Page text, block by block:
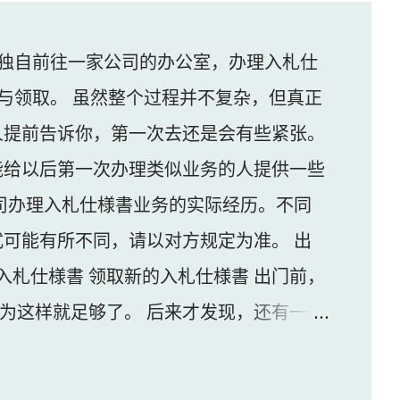
自前往一家公司的办公室，办理入札仕
领取。 虽然整个过程并不复杂，但真正
前告诉你，第一次去还是会有些紧张。
以后第一次办理类似业务的人提供一些
理入札仕様書业务的实际经历。不同
能有所不同，请以对方规定为准。 出
仕様書 领取新的入札仕様書 出门前，
这样就足够了。 后来才发现，还有一样